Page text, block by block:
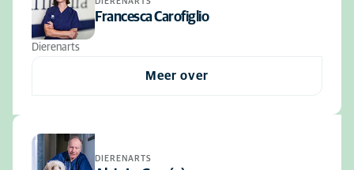
Francesca Carofiglio
Dierenarts
Meer over
DIERENARTS